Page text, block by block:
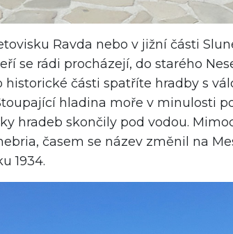
Ravda nebo v jižní části
se rádi procházejí, do starého
historické části spatříte hradby s
hladina moře v minulosti
hradeb skončily pod vodou.
časem se název změnil na
1934.